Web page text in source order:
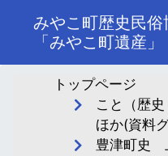
みやこ町歴史民
「みやこ町遺産」
トップページ
こと（歴
ほか(資料
豊津町史